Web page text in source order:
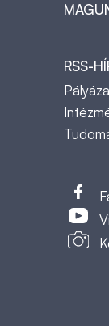
RSS-